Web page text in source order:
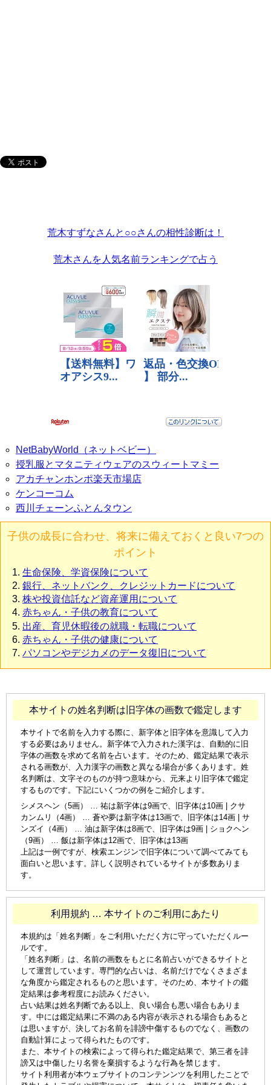
荒木すずなさんと○○さんの相性診断は！
荒木さんを人気名前ランキングで占う
NetBabyWorld（ネットベビー）
授乳服とマタニティウェアのスウィートマミー
アカチャンホンポ楽天市場店
ケンコーコム
西川チェーンふとんタウン
子供の成長に合わせ、将来に備えておくと良い7つの
ポイント
生命保険、学資保険について
銀行、ネットバンク、クレジットカードについて
株や投資信託など資産運用について
赤ちゃん・子供の教育について
出産、育児休暇後の就職・転職について
赤ちゃん・子供の健康について
パソコンやデジカメのデータ復旧について
本サイトの姓名判断は旧字体の画数で鑑定します
本サイトで名前を入力する際に、新字体と旧字体を意識して入力
する必要はありません。新字体で入力された漢字は、自動的に旧
字体の画数を求めて名前を占います。そのため、鑑定結果で表示
される画数が、入力漢字の画数と異なる場合が多くあります。姓
名判断は、文字そのものが持つ意味から、元来より旧字体で鑑定
するものです。下記にいくつかの例をご紹介します。
シメスヘン（5画） … 祐は新字体は9画で、旧字体は10画 | クサ
カンムリ（4画） … 蒼や夢は新字体は13画で、旧字体は14画 | サ
ンズイ（4画） … 油は新字体は8画で、旧字体は9画 | ショクヘン
（9画） … 飯は新字体は12画で、旧字体は13画
上記は一例ですが、検索エンジンで旧字体について調べてみても
面白いと思います。詳しく説明されているサイトが多数ありま
す。
利用規約 … 本サイトのご利用にあたり
本規約は「姓名判断」をご利用いただく方に守っていただくルー
ルです。
「姓名判断」は、名前の画数をもとに名前占いができるサイトと
して運営しています。専門的な占いは、名前だけでなくさまざま
な角度から鑑定されるものと思います。そのため、本サイトの鑑
定結果は参考程度にお読みください。
占い結果は姓名判断である以上、良い場合も悪い場合もありま
す。中には鑑定結果に不満のある内容が表示される場合もあると
は思いますが、決してお名前を誹謗中傷するものでなく、画数の
自動計算によって得られたものです。
また、本サイトの検索によって得られた鑑定結果で、第三者を誹
謗又は中傷したり名誉を棄損するような行為を禁じます。
サイト利用者が本ウェブサイトのコンテンンツを利用したことで